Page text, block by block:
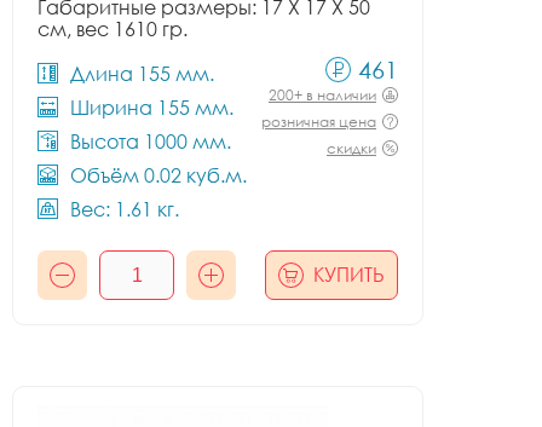
Габаритные размеры: 17 X 17 X 50
см, вес 1610 гр.
Длина 155 мм.
Ширина 155 мм.
Высота 1000 мм.
Объём 0.02 куб.м.
Вес: 1.61 кг.
461
200+ в наличии
розничная цена
скидки
КУПИТЬ